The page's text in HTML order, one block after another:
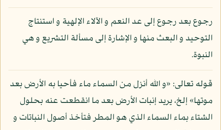
رجوع بعد رجوع إلى عد النعم و الآلاء الإلهية و استنتاج
التوحيد و البعث منها و الإشارة إلى مسألة التشريع و هي
النبوة.
قوله تعالى: «و الله أنزل من السماء ماء فأحيا به الأرض بعد
موتها» إلخ، يريد إنبات الأرض بعد ما انقطعت عنه بحلول
الشتاء بماء السماء الذي هو المطر فتأخذ أصول النباتات و